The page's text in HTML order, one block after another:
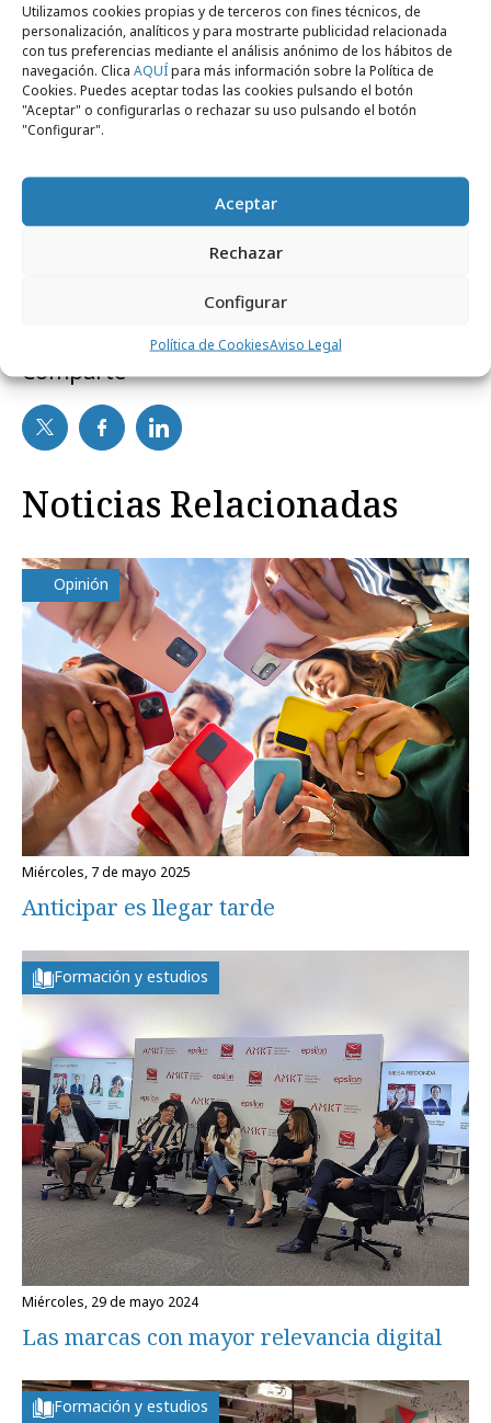
Utilizamos cookies propias y de terceros con fines técnicos, de
personalización, analíticos y para mostrarte publicidad relacionada
con tus preferencias mediante el análisis anónimo de los hábitos de
navegación. Clica AQUÍpara más información sobre la Política de
Cookies. Puedes aceptar todas las cookies pulsando el botón
"Aceptar" o configurarlas o rechazar su uso pulsando el botón
"Configurar".
Aceptar
Rechazar
Configurar
Política de CookiesAviso Legal
Comparte
Noticias Relacionadas
Opinión
miércoles, 7 de mayo 2025
Anticipar es llegar tarde
Formación y estudios
miércoles, 29 de mayo 2024
Las marcas con mayor relevancia digital
Formación y estudios